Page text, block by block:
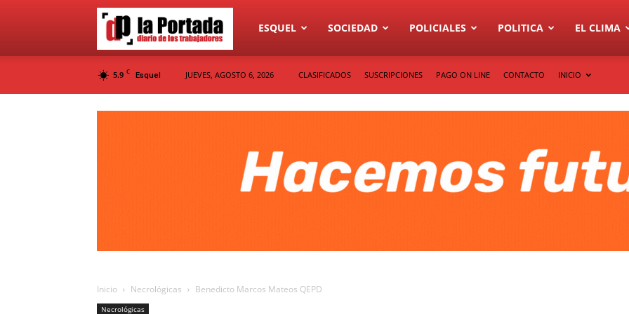
Diario
La
ESQUEL SOCIEDAD POLICIALES POLITICA EL CLIMA
5.9 C Esquel JUEVES, AGOSTO 6, 2026 CLASIFICADOS SUSCRIPCIONES PAGO ON LINE CONTACTO INICIO
Inicio Necrológicas Benedicto Marcos Mateos QEPD
Necrológicas